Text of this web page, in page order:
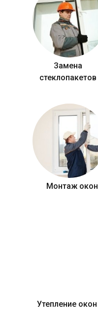
Замена
стеклопакетов
Монтаж окон
Утепление окон